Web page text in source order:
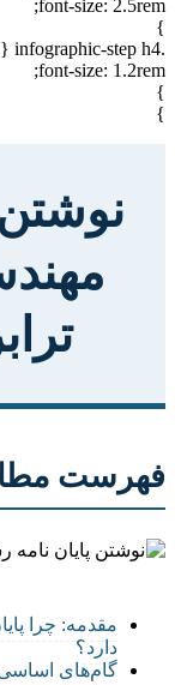
font-size: 2.5rem;
}
.infographic-step h4 {
font-size: 1.2rem;
}
}
نوشتن
فهرست
مقدمه: چرا
دارد؟
گام‌های اساسی